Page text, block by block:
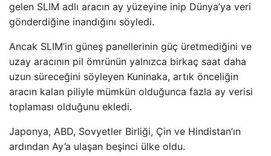
gelen SLIM adlı aracın ay yüzeyine inip Dünya’ya veri
gönderdiğine inandığını söyledi.
Ancak SLIM’in güneş panellerinin güç üretmediğini ve
uzay aracının pil ömrünün yalnızca birkaç saat daha
uzun süreceğini söyleyen Kuninaka, artık önceliğin
aracın kalan piliyle mümkün olduğunca fazla ay verisi
toplaması olduğunu ekledi.
Japonya, ABD, Sovyetler Birliği, Çin ve Hindistan’ın
ardından Ay’a ulaşan beşinci ülke oldu.